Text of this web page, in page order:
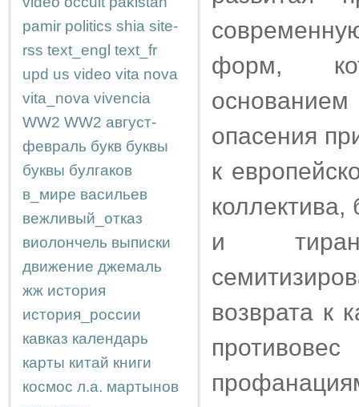
pamir politics shia site-
rss text_engl text_fr
upd us video vita nova
vita_nova vivencia
WW2 WW2 август-
февраль букв буквы
буквы булгаков
в_мире васильев
вежливый_отказ
виолончель выписки
движение джемаль
жж история
история_россии
кавказ календарь
карты китай книги
космос л.а. мартынов
форм,
опасения
к
и
возврата к